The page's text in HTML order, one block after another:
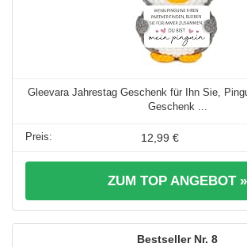
Gleevara Jahrestag Geschenk für Ihn Sie,
Geschenk ...
12,99 €
ZUM TOP ANGEBOT »
8